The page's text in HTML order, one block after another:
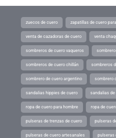
zuecos de cuero zapatillas de cuero
venta de cazadoras de cuero venta
sombreros de cuero vaqueros
sombreros de cuero chillán sombreros
sombrero de cuero argentino sombrero
sandalias hippies de cuero sandalias de
ropa de cuero para hombre ropa de
pulseras de trenzas de cuero pulseras
pulseras de cuero artesanales pulseras